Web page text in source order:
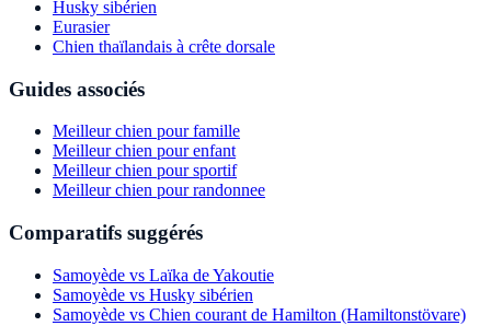
Husky sibérien
Eurasier
Chien thaïlandais à crête dorsale
Guides associés
Meilleur chien pour famille
Meilleur chien pour enfant
Meilleur chien pour sportif
Meilleur chien pour randonnee
Comparatifs suggérés
Samoyède vs Laïka de Yakoutie
Samoyède vs Husky sibérien
Samoyède vs Chien courant de Hamilton (Hamiltonstövare)